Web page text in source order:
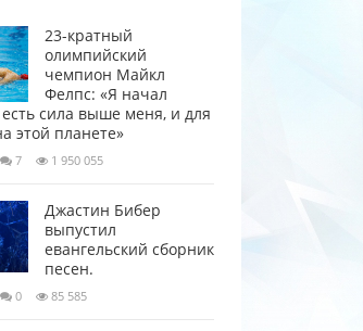
23-кратный
олимпийский
чемпион Майкл
Фелпс: «Я начал
сила выше меня, и для
этой планете»
7 1 950 055
Джастин Бибер
выпустил
евангельский сборник
песен.
0 85 585